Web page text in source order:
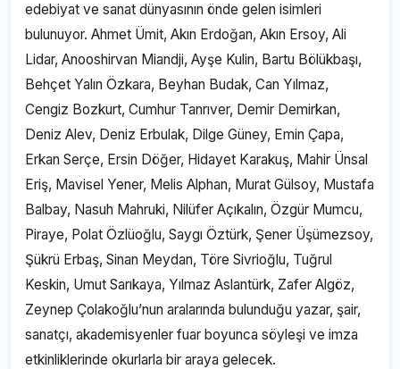
edebiyat ve sanat dünyasının önde gelen isimleri
bulunuyor. Ahmet Ümit, Akın Erdoğan, Akın Ersoy, Ali
Lidar, Anooshirvan Miandji, Ayşe Kulin, Bartu Bölükbaşı,
Behçet Yalın Özkara, Beyhan Budak, Can Yılmaz,
Cengiz Bozkurt, Cumhur Tanrıver, Demir Demirkan,
Deniz Alev, Deniz Erbulak, Dilge Güney, Emin Çapa,
Erkan Serçe, Ersin Döğer, Hidayet Karakuş, Mahir Ünsal
Eriş, Mavisel Yener, Melis Alphan, Murat Gülsoy, Mustafa
Balbay, Nasuh Mahruki, Nilüfer Açıkalın, Özgür Mumcu,
Piraye, Polat Özlüoğlu, Saygı Öztürk, Şener Üşümezsoy,
Şükrü Erbaş, Sinan Meydan, Töre Sivrioğlu, Tuğrul
Keskin, Umut Sarıkaya, Yılmaz Aslantürk, Zafer Algöz,
Zeynep Çolakoğlu’nun aralarında bulunduğu yazar, şair,
sanatçı, akademisyenler fuar boyunca söyleşi ve imza
etkinliklerinde okurlarla bir araya gelecek.